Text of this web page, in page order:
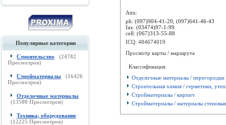
Популярные категории
Строительство (24782
Просмотров)
Стройматериалы (16426
Просмотров)
Отделочные материалы
(13500 Просмотров)
Техника, оборудование
(12225 Просмотров)
Attn:
ph: (097)904-41-20, (097)641-46-43
fax: (03474)97-1-99
cell: (067)313-55-88
ICQ: 484674019
Просмотр карты / маршрута
Классификация
Отделочные материалы / перегородки
Строительная химия / герметики,
Стройматериалы / кирпич
Стройматериалы / материалы стеновые